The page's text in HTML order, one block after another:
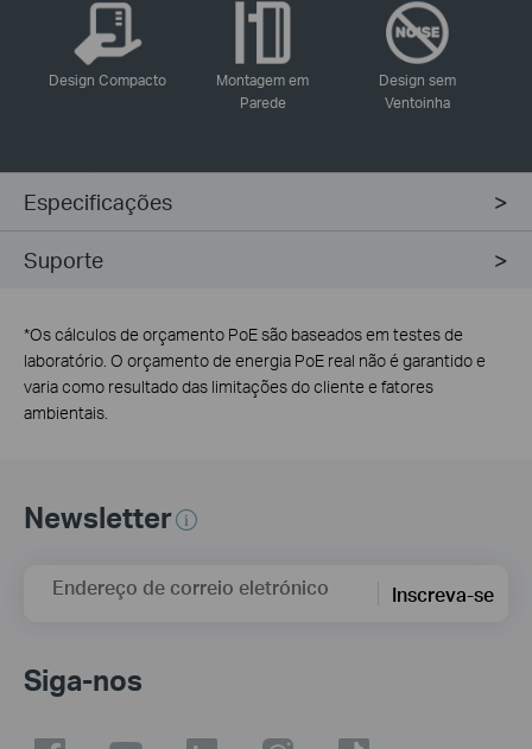
Design Compacto
Montagem em
Parede
Design sem
Ventoinha
Especificações
Suporte
*Os cálculos de orçamento PoE são baseados em testes de
laboratório. O orçamento de energia PoE real não é garantido e
varia como resultado das limitações do cliente e fatores
ambientais.
Newsletter
Endereço de correio eletrónico Inscreva-se
Siga-nos